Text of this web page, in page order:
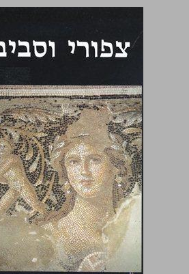
צפורי וסביבתה ... 0